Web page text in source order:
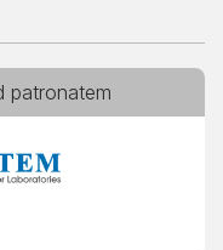
patronatem